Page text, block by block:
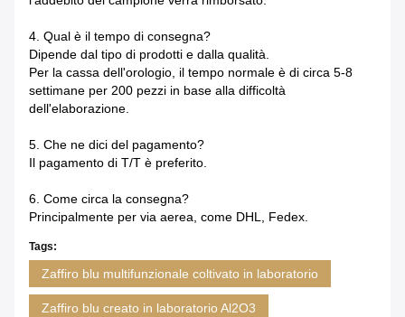
4. Qual è il tempo di consegna?
Dipende dal tipo di prodotti e dalla qualità.
Per la cassa dell'orologio, il tempo normale è di circa 5-8
settimane per 200 pezzi in base alla difficoltà
dell'elaborazione.
5. Che ne dici del pagamento?
Il pagamento di T/T è preferito.
6. Come circa la consegna?
Principalmente per via aerea, come DHL, Fedex.
Tags:
Zaffiro blu multifunzionale coltivato in laboratorio
Zaffiro blu creato in laboratorio Al2O3